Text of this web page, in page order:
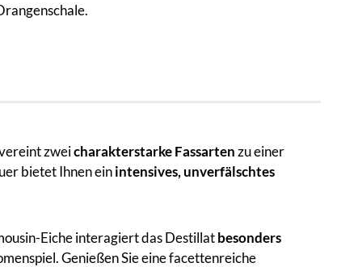
zweicharakterstarke Fassartenzu einer
bietet Ihnen einintensives, unverfälschtes
Eiche interagiert das Destillatbesonders
Genießen Sie eine facettenreiche